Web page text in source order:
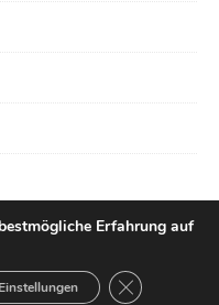
Impressum Datenschutz
Erfahrung auf
Einstellungen GDPR